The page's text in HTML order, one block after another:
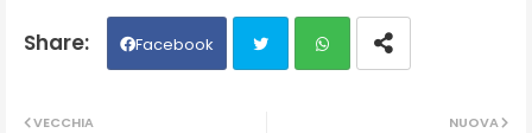
Facebook
NUOVA
VECCHIA